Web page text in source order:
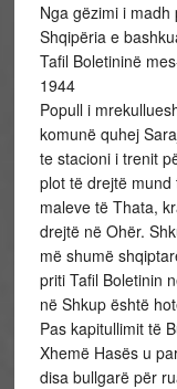
Nga gëzimi i
Shqipëria e
Tafil Boletininë
1944
Popull i
komunë quhej
te stacioni i trenit
plot të drejtë
maleve të Thata,
drejtë në Ohër.
më shumë
priti Tafil Boletinin
në Shkup është
Pas kapitullimit të
Xhemë Hasës u
disa bullgarë për